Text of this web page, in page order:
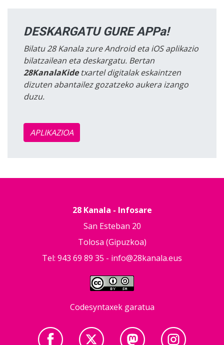
DESKARGATU GURE APPa!
Bilatu 28 Kanala zure Android eta iOS aplikazio
bilatzailean eta deskargatu. Bertan
28KanalaKidetxartel digitalak eskaintzen
dizuten abantailez gozatzeko aukera izango
duzu.
APLIKAZIOA
28 Kanala - Infosare
San Esteban 20
Tolosa (Gipuzkoa)
Tel: 943 69 89 35 - info@28kanala.eus
Codesyntaxek garatua